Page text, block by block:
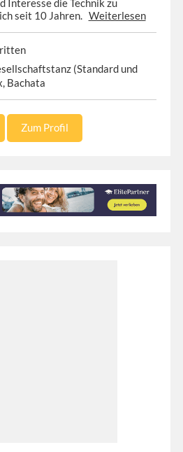
Interesse die Technik zu
seit 10 Jahren. Weiterlesen
(Standard und
Bachata
Zum Profil